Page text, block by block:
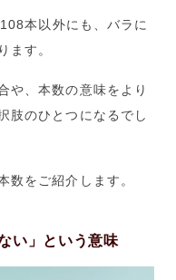
本以外にも、バラに
ます。
や、本数の意味をより
肢のひとつになるでし
数をご紹介します。
い」という意味